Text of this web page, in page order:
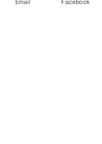
Email Facebook